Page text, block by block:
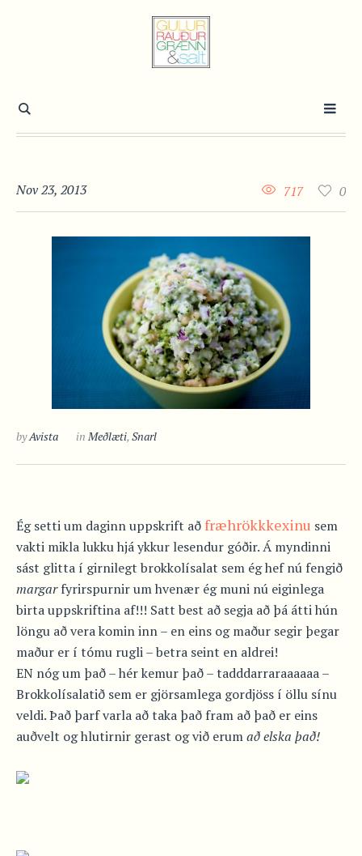
Nov 23, 2013 0
717
byAvista in Meðlæti,Snarl
Ég setti um daginn uppskrift aðfræhrökkkexinu sem
vakti mikla lukku hjá ykkur lesendur góðir. Á myndinni
sást glitta í girnilegt brokkolísalat sem ég hef nú fengið
margarfyrirspurnir um hvenær ég muni nú eiginlega
birta uppskriftina af!!! Satt best að segja að þá átti hún
löngu að vera komin inn – en eins og maður segir þegar
maður er í tómu rugli – betra seint en aldrei!
EN nóg um það – hér kemur það – tadddarraraaaaaa –
Brokkolísalatið sem er gjörsamlega gordjöss í öllu sínu
veldi. Það þarf varla að taka það fram að það er eins
auðvelt og hlutirnir gerast og við erumað elska það!